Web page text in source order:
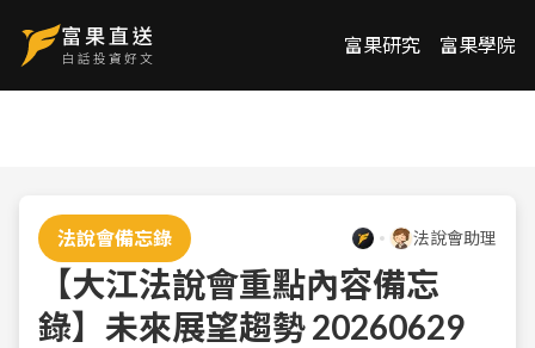
富果研究 富果學院
法說會備忘錄 法說會助理
【大江法說會重點內容備忘
錄】未來展望趨勢 20260629